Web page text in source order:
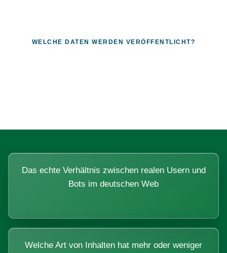
WELCHE DATEN WERDEN VERÖFFENTLICHT?
Das echte Verhältnis zwischen realen Usern und
Bots im deutschen Web
Welche Art von Inhalten hat mehr oder weniger